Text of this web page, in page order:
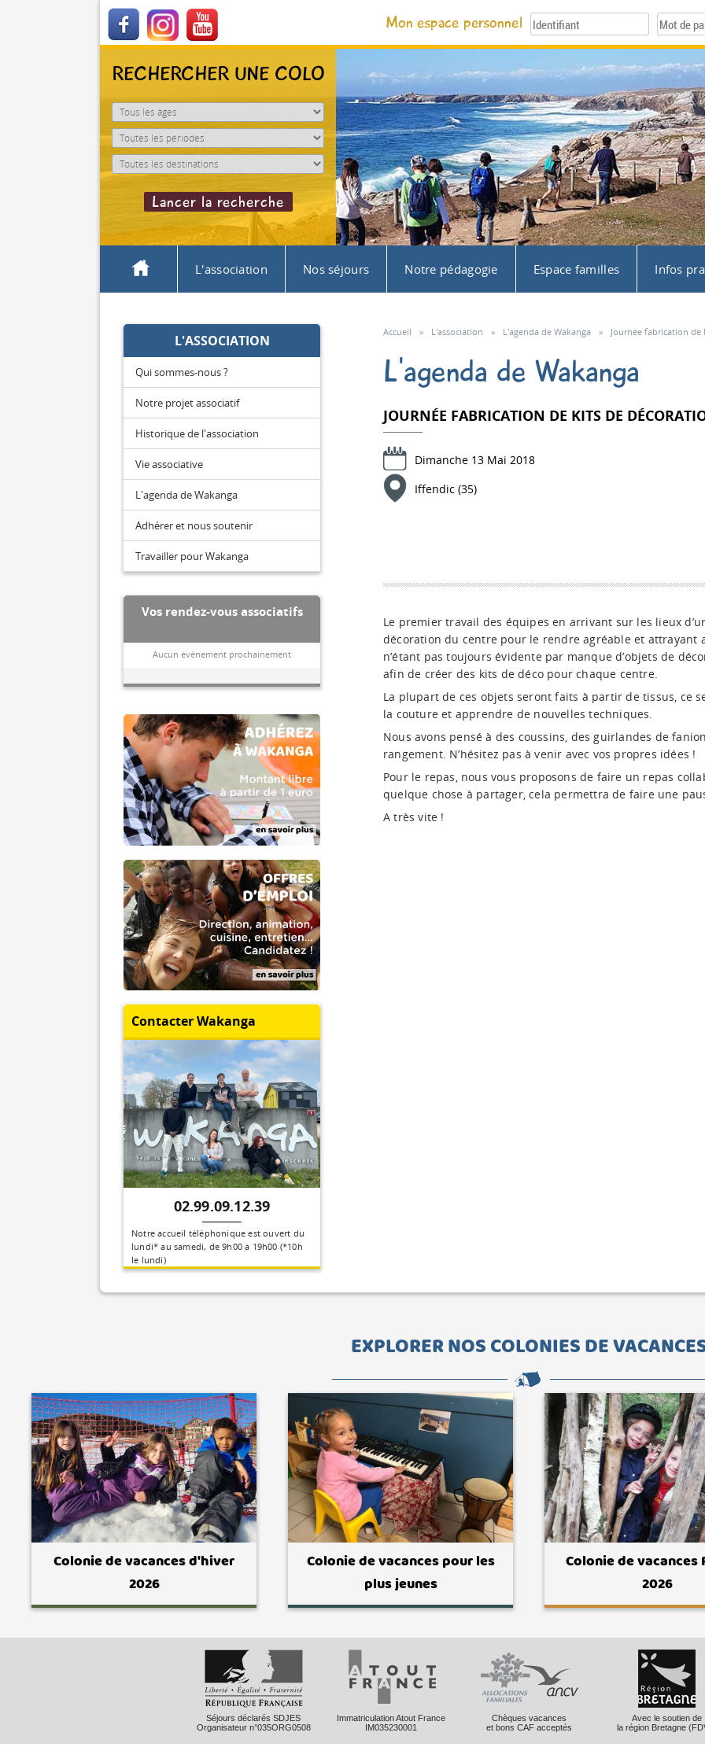
Mon espace personnel
RECHERCHER UNE COLO
L'association Nos séjours Notre pédagogie Espace familles Infos
Accueil » L'association » L'agenda de Wakanga » Journée fabrication
L'agenda de Wakanga
JOURNÉE FABRICATION DE KITS DE
Dimanche 13 Mai 2018
Iffendic (35)
Le premier travail des équipes en arrivant sur les lieux
décoration du centre pour le rendre agréable et attrayant
n’étant pas toujours évidente par manque d’objets de
afin de créer des kits de déco pour chaque centre.
La plupart de ces objets seront faits à partir de tissus, ce
la couture et apprendre de nouvelles techniques.
Nous avons pensé à des coussins, des guirlandes de
rangement. N’hésitez pas à venir avec vos propres idées !
Pour le repas, nous vous proposons de faire un repas
quelque chose à partager, cela permettra de faire une
A très vite !
L'ASSOCIATION
Qui sommes-nous ?
Notre projet associatif
Historique de l'association
Vie associative
L'agenda de Wakanga
Adhérer et nous soutenir
Travailler pour Wakanga
Vos rendez-vous associatifs
Aucun évènement prochainement
Contacter Wakanga
02.99.09.12.39
Notre accueil téléphonique est ouvert du
lundi* au samedi, de 9h00 à 19h00 (*10h
le lundi)
EXPLORER NOS COLONIES DE
Colonie de vacances d'hiver
2026
Colonie de vacances pour les
plus jeunes
Colonie de vacances
2026
Séjours déclarés SDJES
Organisateur n°035ORG0508
Immatriculation Atout France
IM035230001
Chèques vacances
et bons CAF acceptés
Avec le soutien de
la région Bretagne